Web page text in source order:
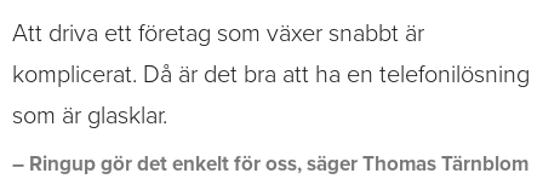
Att driva ett företag som växer snabbt är
komplicerat. Då är det bra att ha en telefonilösning
som är glasklar.
– Ringup gör det enkelt för oss, säger Thomas Tärnblom